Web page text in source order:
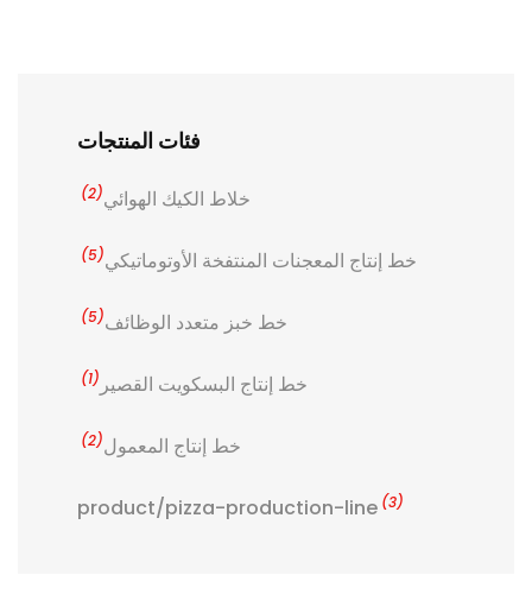
فئات المنتجات
خلاط الكيك الهوائي(2)
خط إنتاج المعجنات المنتفخة الأوتوماتيكي(5)
خط خبز متعدد الوظائف(5)
خط إنتاج البسكويت القصير (1)
خط إنتاج المعمول(2)
product/pizza-production-line (3)